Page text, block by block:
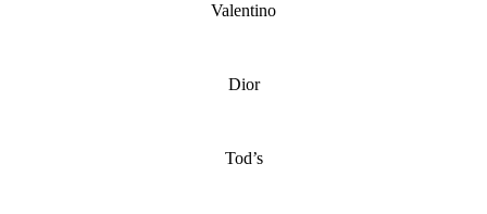
Valentino
Dior
Tod’s